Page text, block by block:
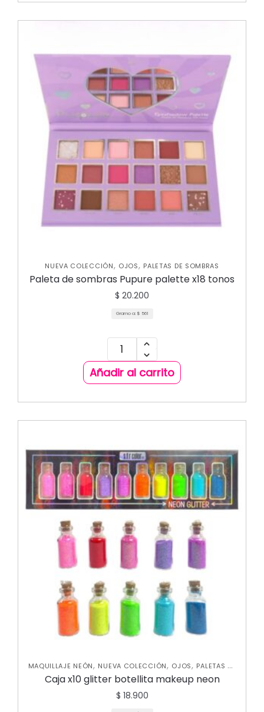
NUEVA COLECCIÓN, OJOS, PALETAS DE SOMBRAS
Paleta de sombras Pupure palette x18 tonos
$ 20.200
Gramo a: $ 561
Añadir al carrito
MAQUILLAJE NEÓN, NUEVA COLECCIÓN, OJOS, PALETAS DE
SOMBRAS
RUBORES
Caja x10 glitter botellita makeup neon
$ 18.900